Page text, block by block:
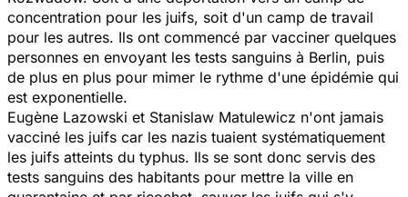
concentration pour les juifs, soit d'un camp de travail
pour les autres. Ils ont commencé par vacciner quelques
personnes en envoyant les tests sanguins à Berlin, puis
de plus en plus pour mimer le rythme d'une épidémie qui
est exponentielle.
Eugène Lazowski et Stanislaw Matulewicz n'ont jamais
vacciné les juifs car les nazis tuaient systématiquement
les juifs atteints du typhus. Ils se sont donc servis des
tests sanguins des habitants pour mettre la ville en